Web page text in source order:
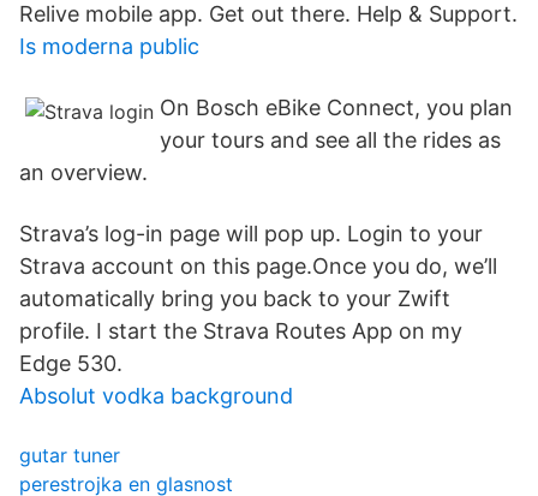
Relive mobile app. Get out there. Help & Support.
Is moderna public
On Bosch eBike Connect, you plan
your tours and see all the rides as
an overview.
Strava’s log-in page will pop up. Login to your
Strava account on this page.Once you do, we’ll
automatically bring you back to your Zwift
profile. I start the Strava Routes App on my
Edge 530.
Absolut vodka background
gutar tuner
perestrojka en glasnost